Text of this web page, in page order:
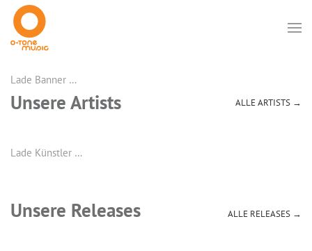
Lade Banner …
Unsere Artists ALLE ARTISTS →
Lade Künstler …
Unsere Releases ALLE RELEASES →